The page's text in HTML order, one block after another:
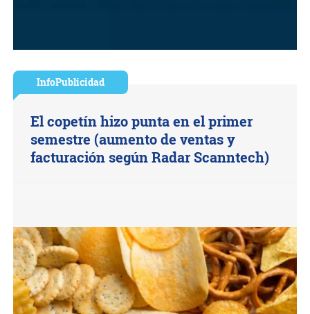
InfoPublicidad
El copetín hizo punta en el primer
semestre (aumento de ventas y
facturación según Radar Scanntech)